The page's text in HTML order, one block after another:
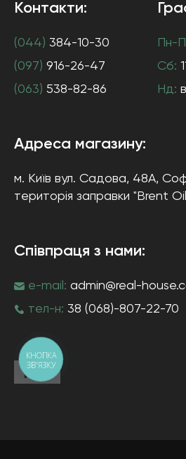
Контакти:
(044) 384-10-30
(097) 916-26-47
(063) 538-82-86
Пн-
Сб:
Нд:
Адреса магазину:
м. Київ вул. Садова, 48А,
територія заправки "Brent
Співпраця з нами:
e-mail: admin@real-
тел-н: 38 (068)-807-22-70
КНОПКА
ЗВ'ЯЗКУ